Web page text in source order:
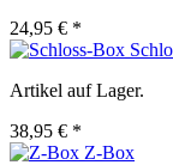
24,95 € *
Artikel auf Lager.
38,95 € *
Z-Box